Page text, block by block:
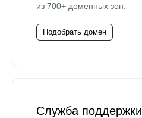
из 700+ доменных зон.
Подобрать домен
Служба поддержки